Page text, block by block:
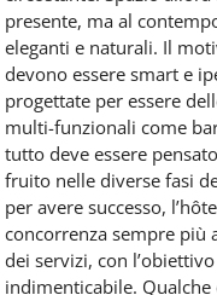
presente, ma al
eleganti e naturali. Il
devono essere smart e
progettate per essere
multi-funzionali come
tutto deve essere
fruito nelle diverse fasi
per avere successo,
concorrenza sempre più
dei servizi, con
indimenticabile.